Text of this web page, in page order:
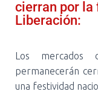
cierran por la
Liberación:
Los mercados
permanecerán
una festividad